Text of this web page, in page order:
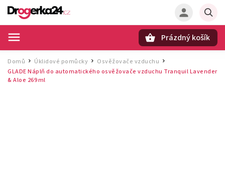
Prázdný košík
Domů / Úklidové pomůcky / Osvěžovače vzduchu /
GLADE Náplň do automatického osvěžovače vzduchu Tranquil Lavender
& Aloe 269 ml